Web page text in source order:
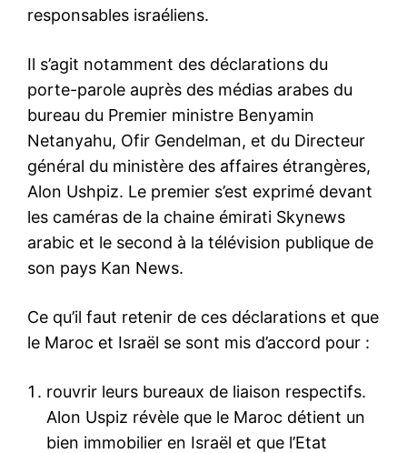
responsables israéliens.
Il s’agit notamment des déclarations du
porte-parole auprès des médias arabes du
bureau du Premier ministre Benyamin
Netanyahu, Ofir Gendelman, et du Directeur
général du ministère des affaires étrangères,
Alon Ushpiz. Le premier s’est exprimé devant
les caméras de la chaine émirati Skynews
arabic et le second à la télévision publique de
son pays Kan News.
Ce qu’il faut retenir de ces déclarations et que
le Maroc et Israël se sont mis d’accord pour :
rouvrir leurs bureaux de liaison respectifs.
Alon Uspiz révèle que le Maroc détient un
bien immobilier en Israël et que l’Etat